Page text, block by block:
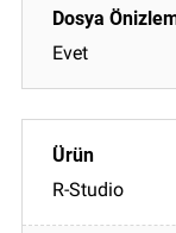
Evet
R-Studio